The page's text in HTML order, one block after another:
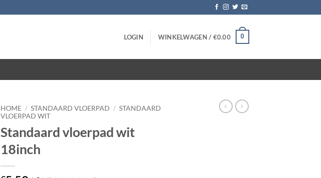
LOGIN WINKELWAGEN / €0.00 0
HOME / STANDAARD VLOERPAD / STANDAARD
VLOERPAD WIT
Standaard vloerpad wit
18inch